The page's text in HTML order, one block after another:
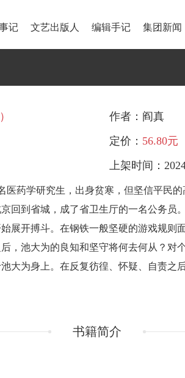
记 文艺出版人 编辑手记 集团新闻
作者：阎真
定价： 56.80元
上架时间：
医药学研究生，出身贫寒，但坚信平民
回到省城，成了省卫生厅的一名公务员
展开搏斗。在钢铁一般坚硬的游戏规则
，池大为的良知和坚守将何去何从？对
大为身上。在反复彷徨、怀疑、自责之
书籍简介